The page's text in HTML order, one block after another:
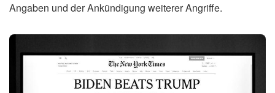
Angaben und der Ankündigung weiterer Angriffe.